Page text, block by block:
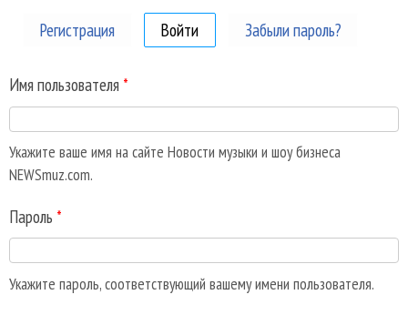
Регистрация Войти (активная вкладка)
Забыли пароль?
Имя пользователя *
Укажите ваше имя на сайте Новости музыки и шоу бизнеса
NEWSmuz.com.
Пароль *
Укажите пароль, соответствующий вашему имени пользователя.